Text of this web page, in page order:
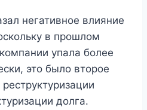
негативное влияние
в прошлом
упала более
это было второе
долга.